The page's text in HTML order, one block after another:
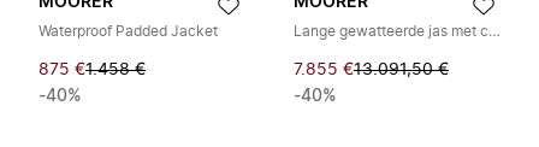
Waterproof Padded Jacket
875 €1.458 €
-40%
Lange gewatteerde jas met capuchon
7.855 €13.091,50 €
-40%